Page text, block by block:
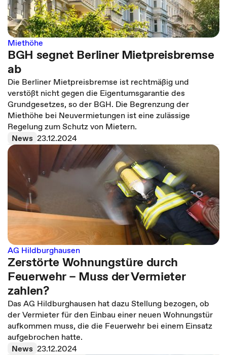
Miethöhe
BGH segnet Berliner Mietpreisbremse
ab
Die Berliner Mietpreisbremse ist rechtmäßig und
verstößt nicht gegen die Eigentumsgarantie des
Grundgesetzes, so der BGH. Die Begrenzung der
Miethöhe bei Neuvermietungen ist eine zulässige
Regelung zum Schutz von Mietern.
News 23.12.2024
AG Hildburghausen
Zerstörte Wohnungstüre durch
Feuerwehr – Muss der Vermieter
zahlen?
Das AG Hildburghausen hat dazu Stellung bezogen, ob
der Vermieter für den Einbau einer neuen Wohnungstür
aufkommen muss, die die Feuerwehr bei einem Einsatz
aufgebrochen hatte.
News 23.12.2024